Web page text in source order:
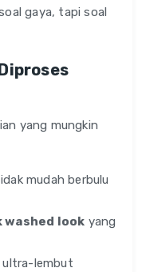
gaya, tapi soal
yang mungkin
mudah berbulu
washed look yang
ultra-lembut